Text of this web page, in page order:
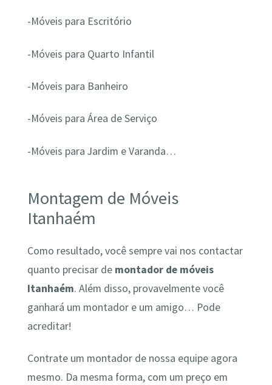
-Móveis para Escritório
-Móveis para Quarto Infantil
-Móveis para Banheiro
-Móveis para Área de Serviço
-Móveis para Jardim e Varanda…
Montagem de Móveis
Itanhaém
Como resultado, você sempre vai nos contactar
quanto precisar de montador de móveis
Itanhaém. Além disso, provavelmente você
ganhará um montador e um amigo… Pode
acreditar!
Contrate um montador de nossa equipe agora
mesmo. Da mesma forma, com um preço em